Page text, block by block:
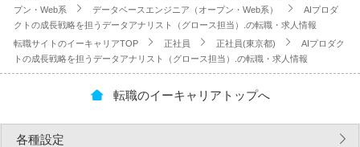
プン・Web系
データベースエンジニア（オープン・Web系）
AIプロダ
クトの成長戦略を担うデータアナリスト（グロース担当）.の転職・求人情報
転職サイトのイーキャリアTOP
正社員 正社員(東京都)
AIプロダク
トの成長戦略を担うデータアナリスト（グロース担当）.の転職・求人情報
転職のイーキャリアトップへ
各種設定